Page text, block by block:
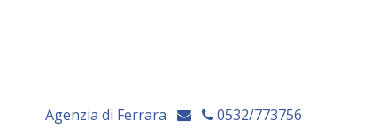
Agenzia di Ferrara
0532/773756